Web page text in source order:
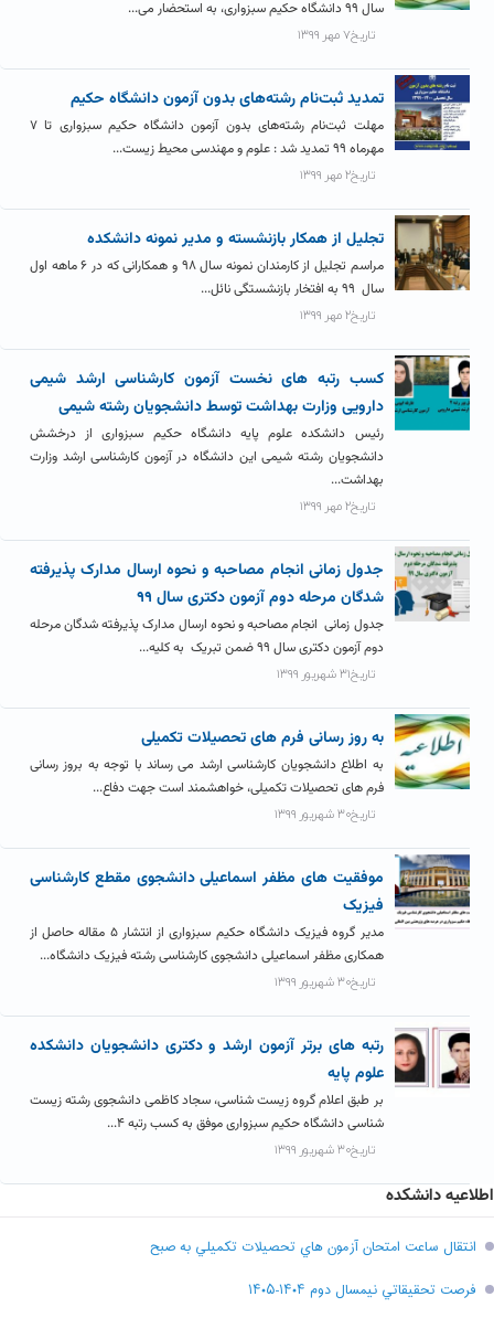
سال ۹۹ دانشگاه حکیم سبزواری، به استحضار می...
تاریخ۷ مهر ۱۳۹۹
تمدید ثبت‌نام رشته‌های بدون آزمون دانشگاه حکیم
مهلت ثبت‌نام رشته‌های بدون آزمون دانشگاه حکیم سبزواری تا ۷
مهرماه ۹۹ تمدید شد : علوم و مهندسی محیط زیست...
تاریخ۲ مهر ۱۳۹۹
تجلیل از همکار بازنشسته و مدیر نمونه دانشکده
مراسم تجلیل از کارمندان نمونه سال ۹۸ و همکارانی که در ۶ ماهه اول
سال ۹۹ به افتخار بازنشستگی نائل...
تاریخ۲ مهر ۱۳۹۹
کسب رتبه های نخست آزمون کارشناسی ارشد شیمی
دارویی وزارت بهداشت توسط دانشجویان رشته شیمی
رئیس دانشکده علوم پایه دانشگاه حکیم سبزواری از درخشش
دانشجویان رشته شیمی این دانشگاه در آزمون کارشناسی ارشد وزارت
بهداشت...
تاریخ۲ مهر ۱۳۹۹
جدول زمانی انجام مصاحبه و نحوه ارسال مدارک پذیرفته
شدگان مرحله دوم آزمون دکتری سال ۹۹
جدول زمانی انجام مصاحبه و نحوه ارسال مدارک پذیرفته شدگان مرحله
دوم آزمون دکتری سال ۹۹ ضمن تبریک به کلیه...
تاریخ۳۱ شهریور ۱۳۹۹
به روز رسانی فرم های تحصیلات تکمیلی
به اطلاع دانشجویان کارشناسی ارشد می رساند با توجه به بروز رسانی
فرم های تحصیلات تکمیلی، خواهشمند است جهت دفاع...
تاریخ۳۰ شهریور ۱۳۹۹
موفقیت های مظفر اسماعیلی دانشجوی مقطع کارشناسی
فیزیک
مدیر گروه فیزیک دانشگاه حکیم سبزواری از انتشار ۵ مقاله حاصل از
همکاری مظفر اسماعیلی دانشجوی کارشناسی رشته فیزیک دانشگاه...
تاریخ۳۰ شهریور ۱۳۹۹
رتبه های برتر آزمون ارشد و دکتری دانشجویان دانشکده
علوم پایه
بر طبق اعلام گروه زیست شناسی، سجاد کاظمی دانشجوی رشته زیست
شناسی دانشگاه حکیم سبزواری موفق به کسب رتبه ۴...
تاریخ۳۰ شهریور ۱۳۹۹
اطلاعیه دانشکده
انتقال ساعت امتحان آزمون هاي تحصيلات تکميلي به صبح
فرصت تحقيقاتي نیمسال دوم ۱۴۰۴-۱۴۰۵